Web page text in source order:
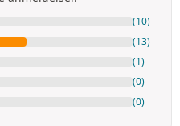
(10)
(13)
(1)
(0)
(0)